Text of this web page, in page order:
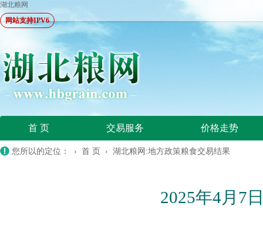
湖北粮网
网站支持IPV6
首 页 交易服务 价格走势
您所以的定位： › 首 页 › 湖北粮网:地方政策粮食交易结果
2025年4月7